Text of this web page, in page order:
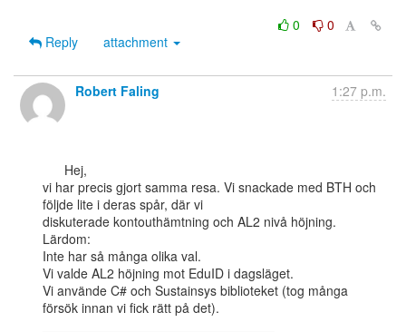
0
0
Reply
attachment
Robert Faling 1:27 p.m.
vi har precis gjort samma resa. Vi snackade med BTH och
följde lite i deras spår, där vi
diskuterade kontouthämtning och AL2 nivå höjning.
Lärdom:
Inte har så många olika val.
Vi valde AL2 höjning mot EduID i dagsläget.
Vi använde C# och Sustainsys biblioteket (tog många
försök innan vi fick rätt på det).